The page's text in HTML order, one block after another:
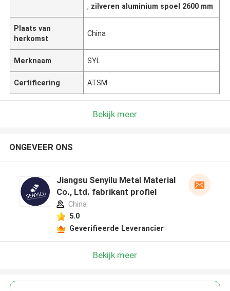
, zilveren aluminium spoel 2600 mm
Plaats van
herkomst
China
Merknaam SYL
Certificering ATSM
Bekijk meer
ONGEVEER ONS
Jiangsu Senyilu Metal Material
Co., Ltd. fabrikant profiel
China
5.0
Geverifieerde Leverancier
Bekijk meer